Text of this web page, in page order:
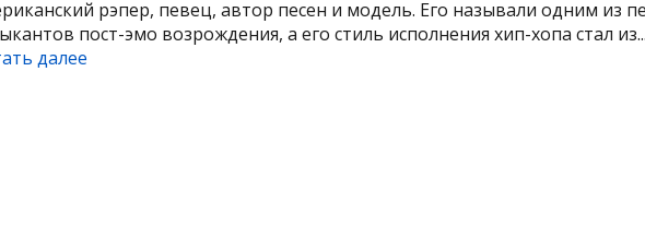
рэпер, певец, автор песен и модель. Его называли одним из
пост-эмо возрождения, а его стиль исполнения хип-хопа стал из...
далее